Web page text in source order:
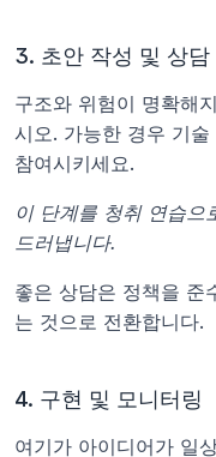
3. 초안 작성 및 상담
구조와 위험이 명확해
시오. 가능한 경우 기
참여시키세요.
이 단계를 청취 연습으
드러냅니다.
좋은 상담은 정책을 준
는 것으로 전환합니다.
4. 구현 및 모니터링
여기가 아이디어가 일